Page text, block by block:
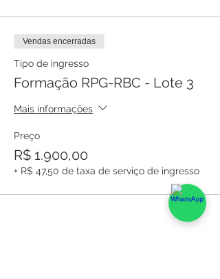
articular de ombro e quadril
• Posturas estáticas terapêuticas
• Avaliação e tratamento das escolioses
• Exame local de retração
• Montagem e organização do
atendimento
Vendas encerradas
Tipo de ingresso
Formação RPG-RBC - Lote 3
Mais informações
Preço
R$ 1.900,00
+ R$ 47,50 de taxa de serviço de ingresso